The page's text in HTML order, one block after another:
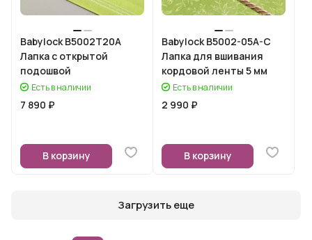
Babylock B5002T20A
Лапка с открытой
подошвой
Есть в наличии
7 890 ₽
В корзину
Babylock B5002-05A-C
Лапка для вшивания
кордовой ленты 5 мм
Есть в наличии
2 990 ₽
В корзину
Загрузить еще